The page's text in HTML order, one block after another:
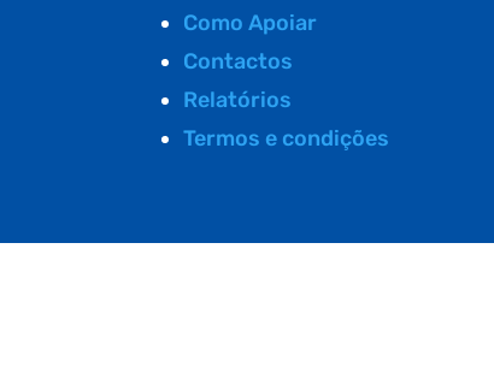
Como Apoiar
Contactos
Relatórios
Termos e condições